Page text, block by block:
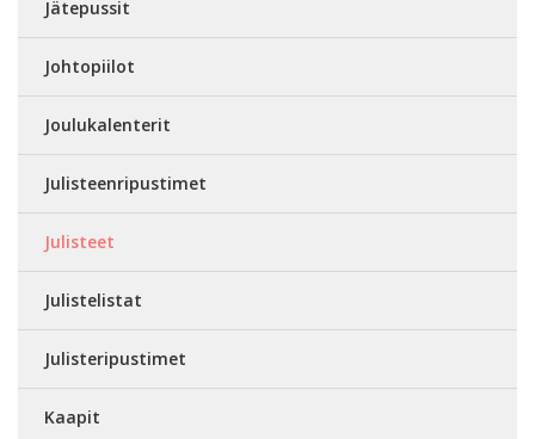
Jätepussit
Johtopiilot
Joulukalenterit
Julisteenripustimet
Julisteet
Julistelistat
Julisteripustimet
Kaapit